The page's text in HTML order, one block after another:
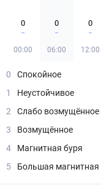
0
00:00
0
06:00
0
12:00
0
Спокойное
1
Неустойчивое
2
Слабо возмущённое
3
Возмущённое
4
Магнитная буря
5
Большая магнитная